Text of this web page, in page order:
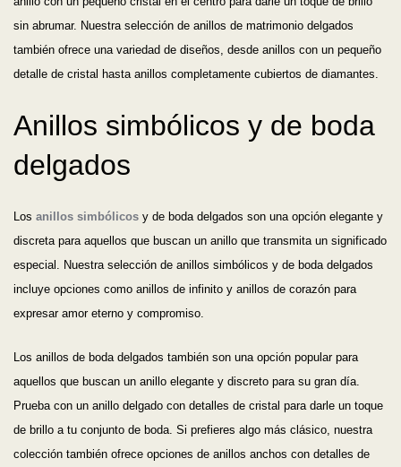
sin abrumar. Nuestra selección de anillos de matrimonio delgados
también ofrece una variedad de diseños, desde anillos con un pequeño
detalle de cristal hasta anillos completamente cubiertos de diamantes.
Anillos simbólicos y de boda
delgados
Los anillos simbólicos y de boda delgados son una opción elegante y
discreta para aquellos que buscan un anillo que transmita un significado
especial. Nuestra selección de anillos simbólicos y de boda delgados
incluye opciones como anillos de infinito y anillos de corazón para
expresar amor eterno y compromiso.
Los anillos de boda delgados también son una opción popular para
aquellos que buscan un anillo elegante y discreto para su gran día.
Prueba con un anillo delgado con detalles de cristal para darle un toque
de brillo a tu conjunto de boda. Si prefieres algo más clásico, nuestra
colección también ofrece opciones de anillos anchos con detalles de